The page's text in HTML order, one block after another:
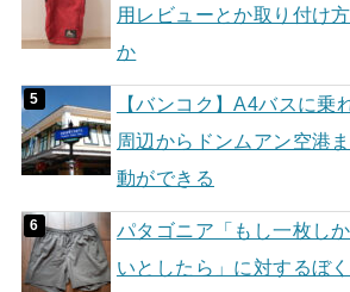
用レビューとか取り付け
か
【バンコク】A4バスに乗
周辺からドンムアン空港
動ができる
パタゴニア「もし一枚し
いとしたら」に対するぼ